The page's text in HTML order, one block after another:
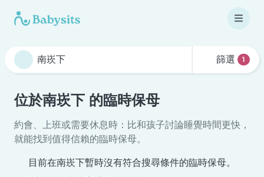
篩選 1
位於南崁下 的臨時保母
約會、上班或需要休息時：比和孩子討論睡覺時間更快，
就能找到值得信賴的臨時保母。
目前在南崁下暫時沒有符合搜尋條件的臨時保母。